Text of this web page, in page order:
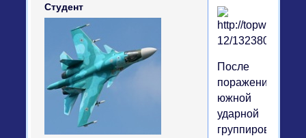
Студент
После
поражения
южной
ударной
группировки